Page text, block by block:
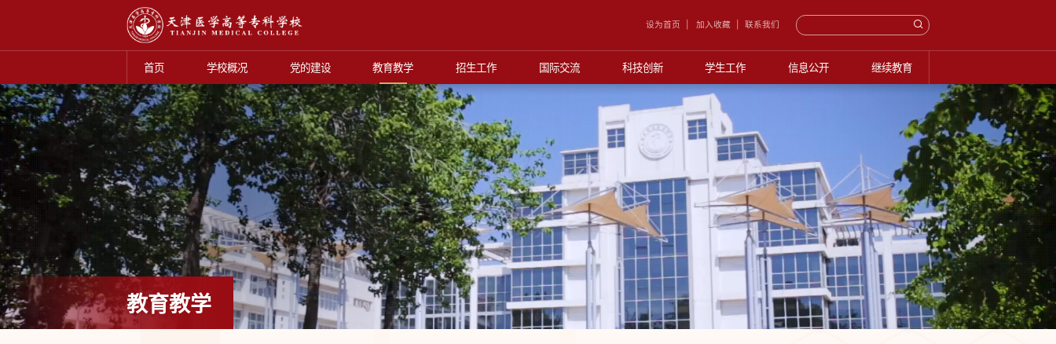
设为首页 加入收藏 联系我们
首页 学校概况 党的建设 教育教学 招生工作 国际交流 科技创新 学生工作 信息公开 继续教育
教育教学